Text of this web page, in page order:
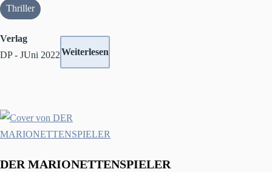
Thriller
Verlag
DP - JUni 2022Weiterlesen
DER MARIONETTENSPIELER